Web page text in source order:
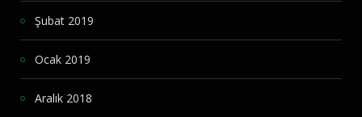
Şubat 2019
Ocak 2019
Aralık 2018